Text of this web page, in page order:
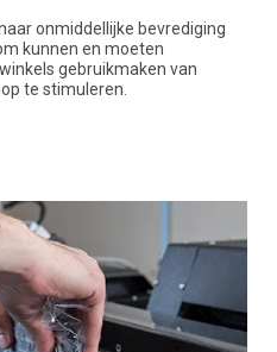
onmiddellijke bevrediging
kunnen en moeten
gebruikmaken van
te stimuleren.